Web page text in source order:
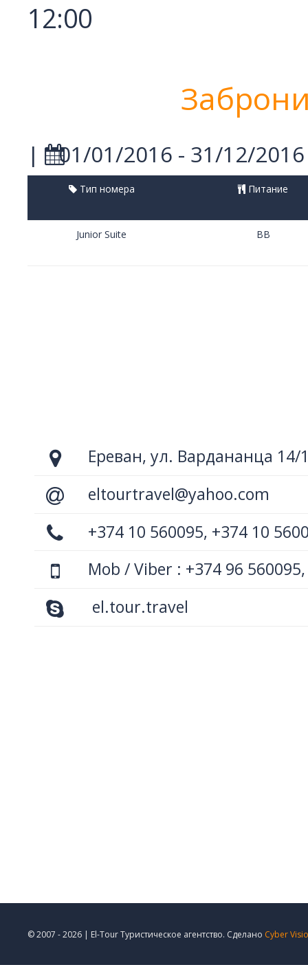
12:00
| 01/01/2016 - 31/12/2016
Тип номера Питание
Junior Suite BB
Ереван, ул. Вардананца 14/
eltourtravel@yahoo.com
+374 10 560095, +374 10
Mob / Viber : +374 96
el.tour.travel
© 2007 - 2026 | El-Tour Туристическое агентство. Сделано Cyber